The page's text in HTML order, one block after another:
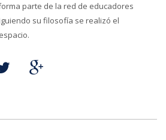
parte de la red de educadores
su filosofía se realizó el